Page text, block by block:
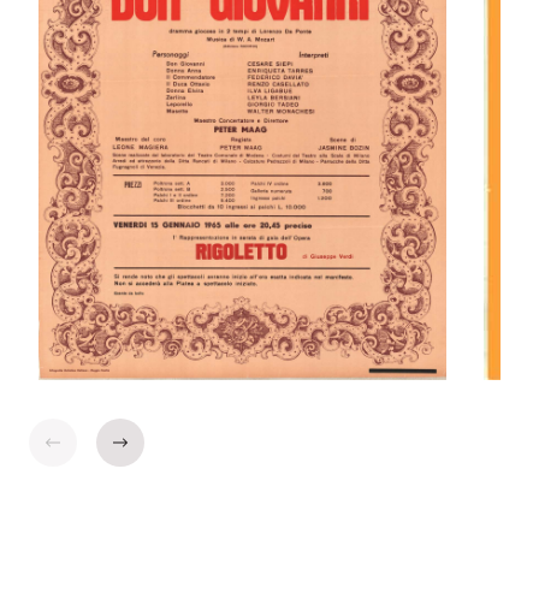
$t('general.indietro')
$t('general.avanti')